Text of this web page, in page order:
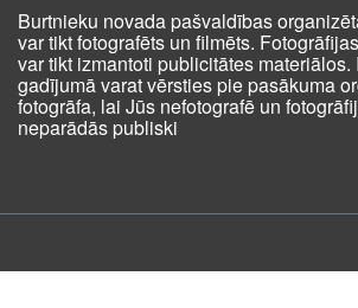
Burtnieku novada pašvaldības
var tikt fotografēts un filmēts.
var tikt izmantoti publicitātes materiālos.
gadījumā varat vērsties pie pasākuma
fotogrāfa, lai Jūs nefotografē un
neparādās publiski